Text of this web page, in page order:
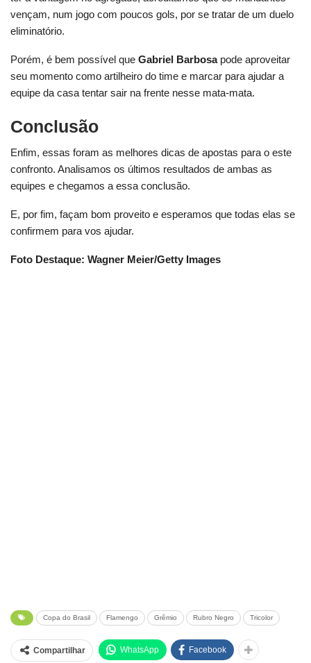
vençam, num jogo com poucos gols, por se tratar de um duelo
eliminatório.
Porém, é bem possível que Gabriel Barbosa pode aproveitar
seu momento como artilheiro do time e marcar para ajudar a
equipe da casa tentar sair na frente nesse mata-mata.
Conclusão
Enfim, essas foram as melhores dicas de apostas para o este
confronto. Analisamos os últimos resultados de ambas as
equipes e chegamos a essa conclusão.
E, por fim, façam bom proveito e esperamos que todas elas se
confirmem para vos ajudar.
Foto Destaque: Wagner Meier/Getty Images
Copa do Brasil Flamengo Grêmio Rubro Negro Tricolor
Compartilhar WhatsApp Facebook